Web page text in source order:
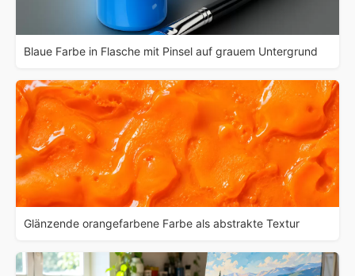
Blaue Farbe in Flasche mit Pinsel auf grauem Untergrund
Glänzende orangefarbene Farbe als abstrakte Textur